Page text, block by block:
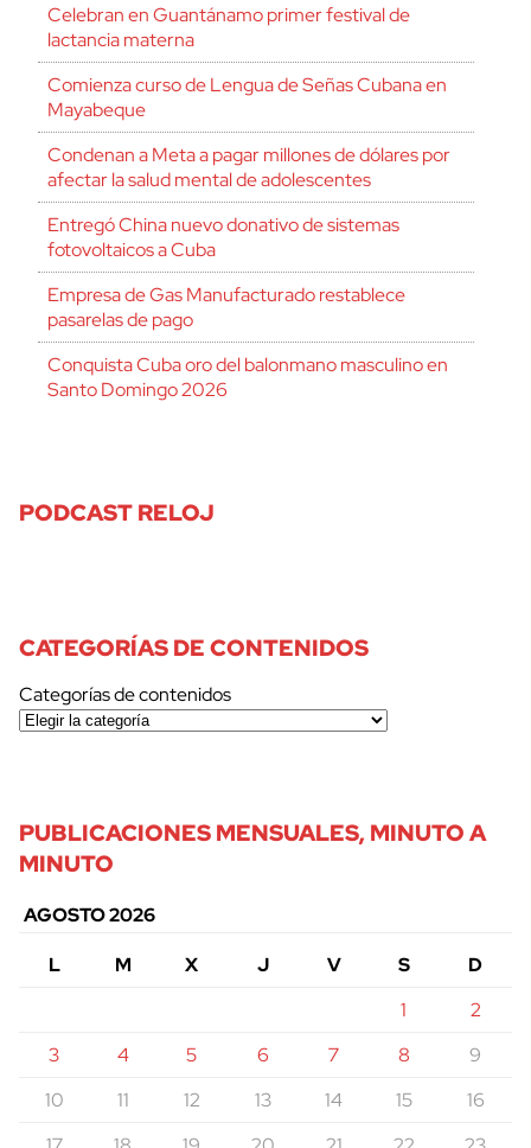
Celebran en Guantánamo primer festival de
lactancia materna
Comienza curso de Lengua de Señas Cubana en
Mayabeque
Condenan a Meta a pagar millones de dólares por
afectar la salud mental de adolescentes
Entregó China nuevo donativo de sistemas
fotovoltaicos a Cuba
Empresa de Gas Manufacturado restablece
pasarelas de pago
Conquista Cuba oro del balonmano masculino en
Santo Domingo 2026
PODCAST RELOJ
CATEGORÍAS DE CONTENIDOS
Categorías de contenidos
PUBLICACIONES MENSUALES, MINUTO A
MINUTO
AGOSTO 2026
L
M X J V S
D
1
2
3
4 5 6 7 8
9
10
11 12 13 14 15
16